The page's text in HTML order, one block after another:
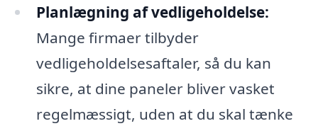
Planlægning af vedligeholdelse:
Mange firmaer tilbyder
vedligeholdelsesaftaler, så du kan
sikre, at dine paneler bliver vasket
regelmæssigt, uden at du skal tænke